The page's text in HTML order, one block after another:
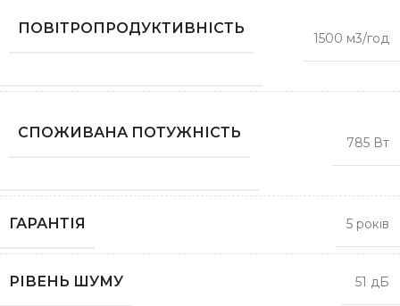
ПОВІТРОПРОДУКТИВНІСТЬ
1500 м3/год
СПОЖИВАНА ПОТУЖНІСТЬ
785 Вт
ГАРАНТІЯ 5 років
РІВЕНЬ ШУМУ 51 дБ